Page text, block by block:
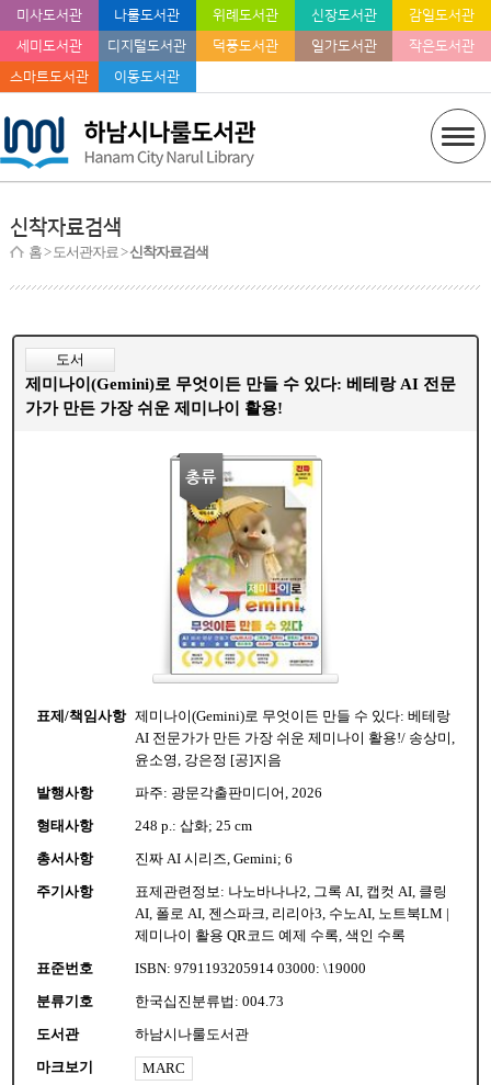
미사도서관 나룰도서관 위례도서관 신장도서관
감일도서관
세미도서관
디지털도서관 덕풍도서관 일가도서관
작은도서관
스마트도서관
이동도서관
신착자료검색
홈> 도서관자료 >신착자료검색